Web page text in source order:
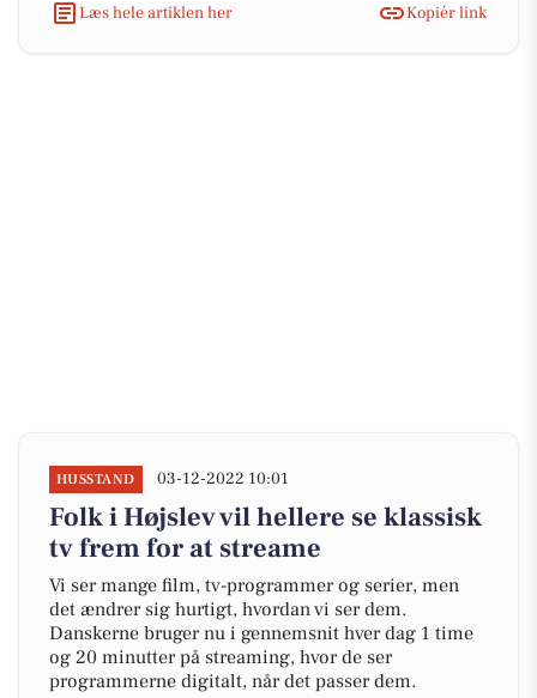
Læs hele artiklen her
Kopiér link
HUSSTAND 03-12-2022 10:01
Folk i Højslev vil hellere se klassisk
tv frem for at streame
Vi ser mange film, tv-programmer og serier, men
det ændrer sig hurtigt, hvordan vi ser dem.
Danskerne bruger nu i gennemsnit hver dag 1 time
og 20 minutter på streaming, hvor de ser
programmerne digitalt, når det passer dem.